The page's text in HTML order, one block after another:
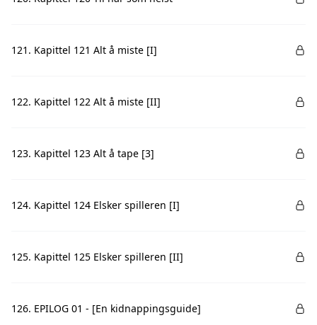
121. Kapittel 121 Alt å miste [I]
122. Kapittel 122 Alt å miste [II]
123. Kapittel 123 Alt å tape [3]
124. Kapittel 124 Elsker spilleren [I]
125. Kapittel 125 Elsker spilleren [II]
126. EPILOG 01 - [En kidnappingsguide]